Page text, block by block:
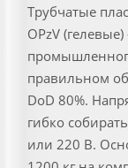
Трубчатые
OPzV
правильном
DoD 80%.
гибко
или 220 В.